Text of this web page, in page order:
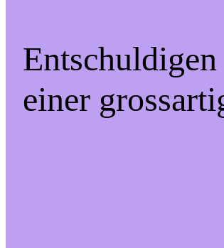
einer